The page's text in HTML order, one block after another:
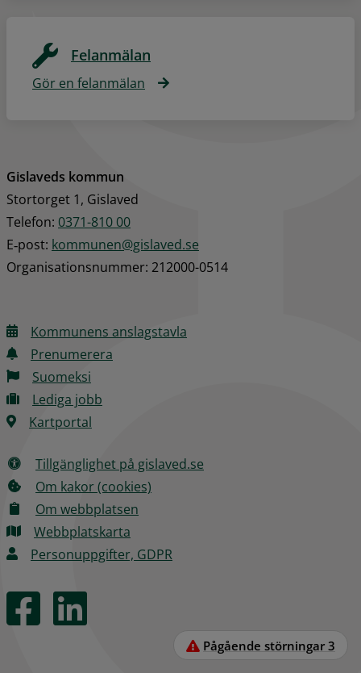
Felanmälan
Gör en felanmälan
Gislaveds kommun
Stortorget 1, Gislaved
Telefon: 0371-810 00
E‑post: kommunen@gislaved.se
Organisationsnummer: 212000-0514
Kommunens anslagstavla
Prenumerera
Suomeksi
Lediga jobb
Kartportal
Tillgänglighet på gislaved.se
Om kakor (cookies)
Om webbplatsen
Webbplatskarta
Personuppgifter, GDPR
Pågående störningar 3